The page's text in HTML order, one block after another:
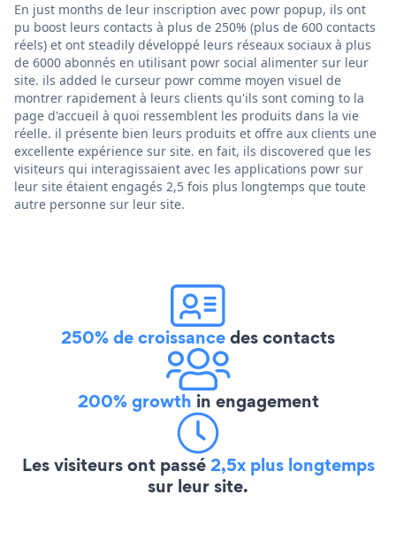
En just months de leur inscription avec powr popup, ils ont
pu boost leurs contacts à plus de 250% (plus de 600 contacts
réels) et ont steadily développé leurs réseaux sociaux à plus
de 6000 abonnés en utilisant powr social alimenter sur leur
site. ils added le curseur powr comme moyen visuel de
montrer rapidement à leurs clients qu'ils sont coming to la
page d'accueil à quoi ressemblent les produits dans la vie
réelle. il présente bien leurs produits et offre aux clients une
excellente expérience sur site. en fait, ils discovered que les
visiteurs qui interagissaient avec les applications powr sur
leur site étaient engagés 2,5 fois plus longtemps que toute
autre personne sur leur site.
250% de croissancedes contacts
200% growth in engagement
Les visiteurs ont passé2,5x plus longtemps
sur leur site.